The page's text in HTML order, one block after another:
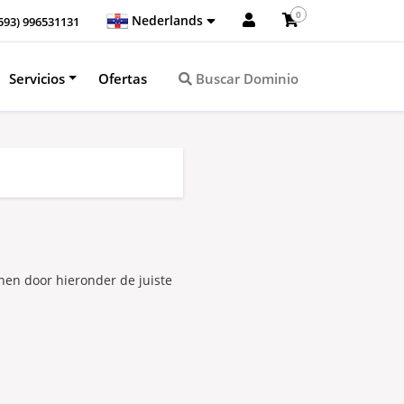
996531131 Nederlands 0
Servicios Ofertas Buscar Dominio
door hieronder de juiste